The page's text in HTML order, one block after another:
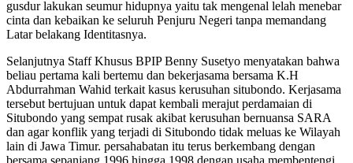
gusdur lakukan seumur hidupnya yaitu tak mengenal lelah menebar
cinta dan kebaikan ke seluruh Penjuru Negeri tanpa memandang
Latar belakang Identitasnya.
Selanjutnya Staff Khusus BPIP Benny Susetyo menyatakan bahwa
beliau pertama kali bertemu dan bekerjasama bersama K.H
Abdurrahman Wahid terkait kasus kerusuhan situbondo. Kerjasama
tersebut bertujuan untuk dapat kembali merajut perdamaian di
Situbondo yang sempat rusak akibat kerusuhan bernuansa SARA
dan agar konflik yang terjadi di Situbondo tidak meluas ke Wilayah
lain di Jawa Timur. persahabatan itu terus berkembang dengan